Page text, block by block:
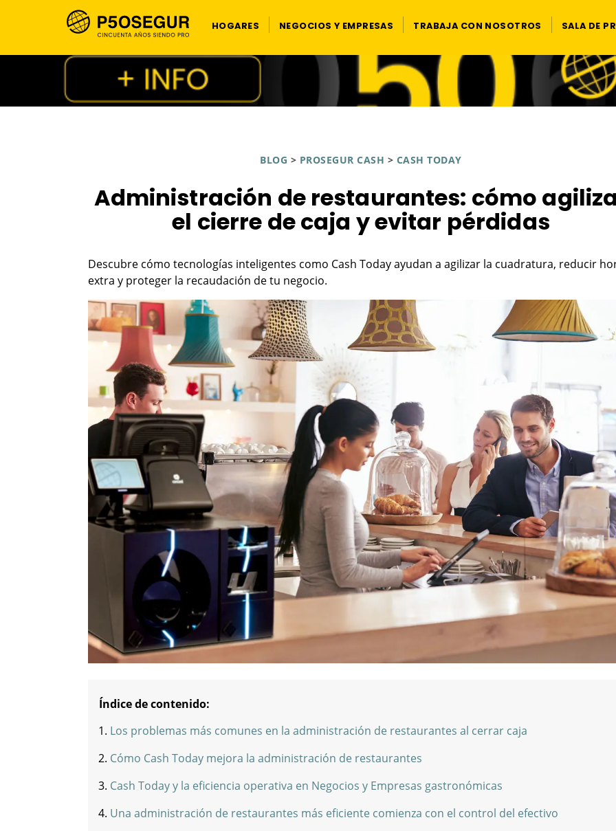
HOGARES NEGOCIOS Y EMPRESAS TRABAJA CON NOSOTROS SALA DE
BLOG > PROSEGUR CASH > CASH TODAY
Administración de restaurantes: cómo
el cierre de caja y evitar pérdidas
Descubre cómo tecnologías inteligentes como Cash Today ayudan a agilizar la cuadratura, reducir
extra y proteger la recaudación de tu negocio.
Índice de contenido:
Los problemas más comunes en la administración de restaurantes al cerrar caja
Cómo Cash Today mejora la administración de restaurantes
Cash Today y la eficiencia operativa en Negocios y Empresas gastronómicas
Una administración de restaurantes más eficiente comienza con el control del efectivo